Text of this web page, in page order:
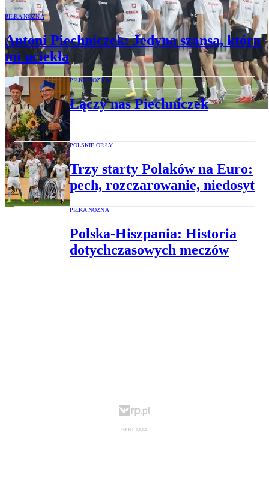
PIŁKA NOŻNA
Antoni Piechniczek: Jedyna szansa, która
mi uciekła
PIŁKA NOŻNA
Łączy nas Piechniczek
POLSKIE ORŁY
Trzy starty Polaków na Euro:
pech, rozczarowanie, niedosyt
PIŁKA NOŻNA
Polska-Hiszpania: Historia
dotychczasowych meczów